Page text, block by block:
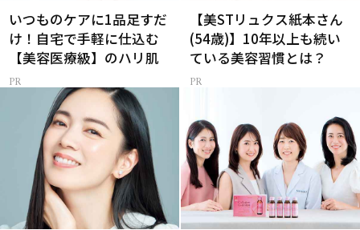
いつものケアに1品足すだ
け！自宅で手軽に仕込む
【美容医療級】のハリ肌
【美STリュクス紙本さん
(54歳)】10年以上も続い
ている美容習慣とは？